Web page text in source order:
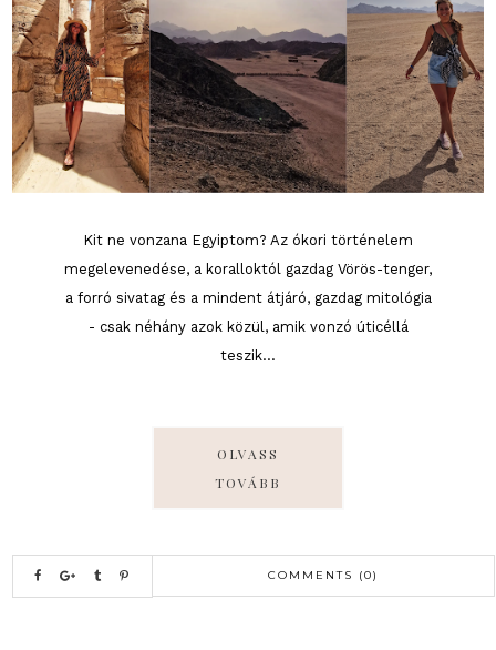
Kit ne vonzana Egyiptom? Az ókori történelem
megelevenedése, a koralloktól gazdag Vörös-tenger,
a forró sivatag és a mindent átjáró, gazdag mitológia
- csak néhány azok közül, amik vonzó úticéllá
teszik...
OLVASS
TOVÁBB
COMMENTS (0)